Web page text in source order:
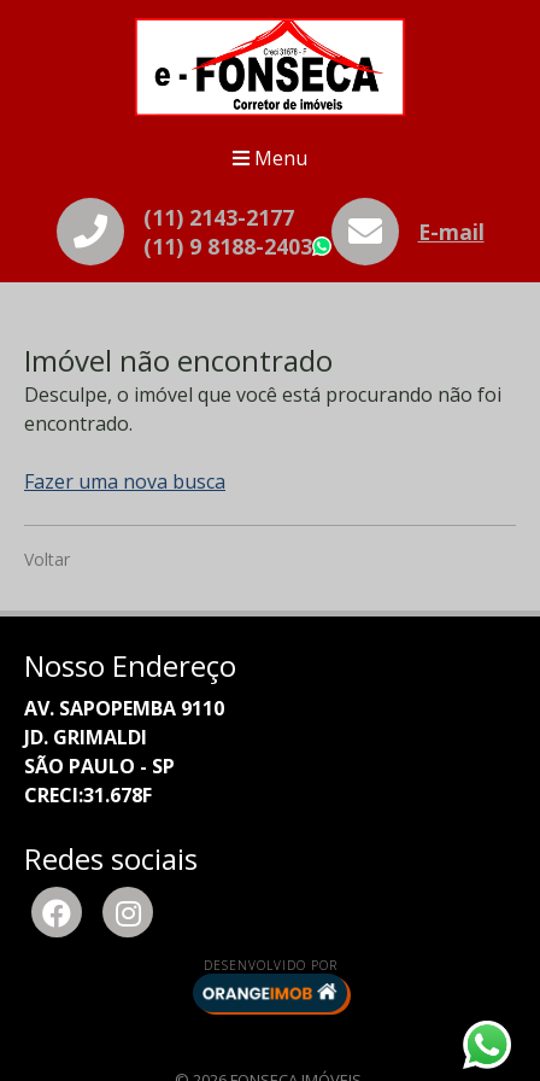
Menu
(11) 2143-2177
(11) 9 8188-2403
WhatsApp
E-mail
Imóvel não encontrado
Desculpe, o imóvel que você está procurando não foi
encontrado.
Fazer uma nova busca
Voltar
Nosso Endereço
AV. SAPOPEMBA 9110
JD. GRIMALDI
SÃO PAULO - SP
CRECI:31.678F
Redes sociais
DESENVOLVIDO POR